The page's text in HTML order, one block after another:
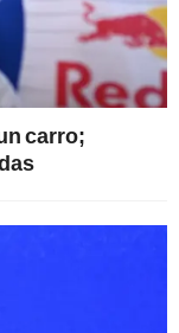
carro;